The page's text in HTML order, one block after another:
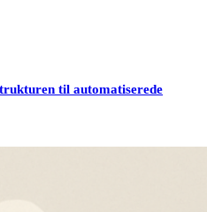
til automatiserede